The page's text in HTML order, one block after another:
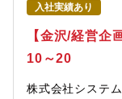
て、加工工程の自動
リューション。図
「CEATEC
ータ読み込みだけ
入社実績あり
【金沢/経営企
10～20
株式会社システ